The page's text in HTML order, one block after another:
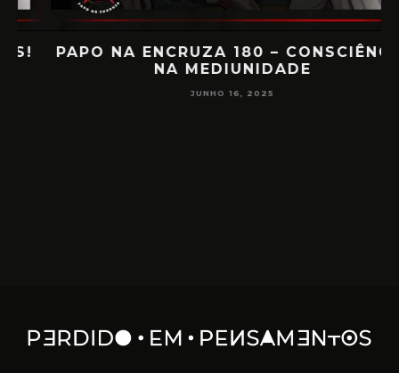
PAPO NA ENCRUZA 180 – CONSCIÊNCIA
NA MEDIUNIDADE
JUNHO 16, 2025